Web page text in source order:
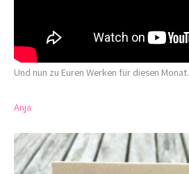
Und nun zu Euren Werken für diesen Monat.
Anja